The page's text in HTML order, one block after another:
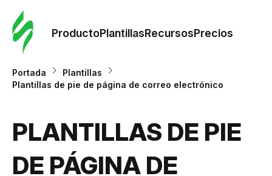
ProductoPlantillasRecursosPrecios
Portada
Plantillas
Plantillas de pie de página de correo electrónico
PLANTILLAS DE PIE
DE PÁGINA DE